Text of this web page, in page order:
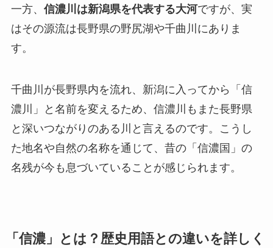
一方、 信濃川は新潟県を代表する大河ですが、実
はその源流は長野県の野尻湖や千曲川にありま
す。
千曲川が長野県内を流れ、新潟に入ってから「信
濃川」と名前を変えるため、信濃川もまた長野県
と深いつながりのある川と言えるのです。こうし
た地名や自然の名称を通じて、昔の「信濃国」の
名残が今も息づいていることが感じられます。
「信濃」とは？歴史用語との違いを詳しく